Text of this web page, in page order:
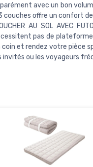
avec un bon
couches offre un confort
AU SOL AVEC
pas de
coin et rendez votre pièce
invités ou les voyageurs